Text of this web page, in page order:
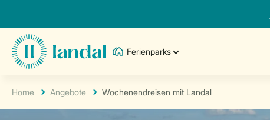
Ferienparks
Home Angebote Wochenendreisen mit Landal